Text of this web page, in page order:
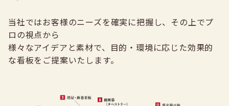
当社ではお客様のニーズを確実に把握し、その上でプ
ロの視点から
様々なアイデアと素材で、目的・環境に応じた効果的
な看板をご提案いたします。